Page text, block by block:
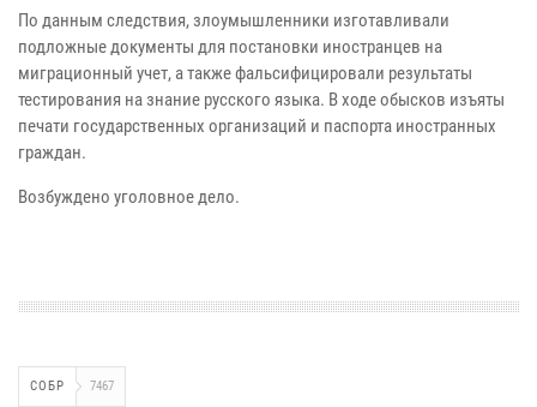
По данным следствия, злоумышленники изготавливали
подложные документы для постановки иностранцев на
миграционный учет, а также фальсифицировали результаты
тестирования на знание русского языка. В ходе обысков изъяты
печати государственных организаций и паспорта иностранных
граждан.
Возбуждено уголовное дело.
СОБР 7467